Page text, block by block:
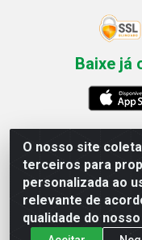
O nosso site
terceiros para
personalizada ao
relevante de
qualidade do
Baixe já
Esperança
Estância -